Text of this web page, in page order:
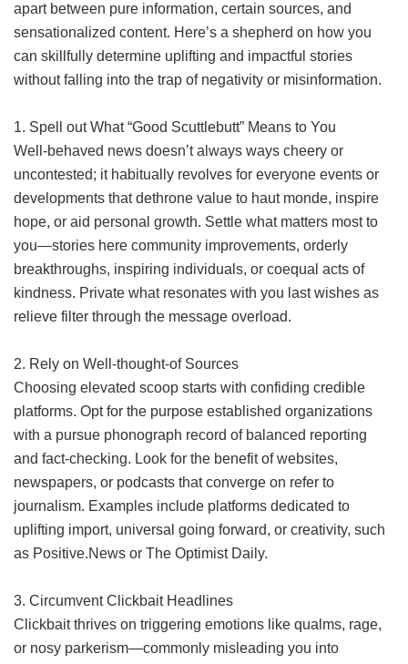
apart between pure information, certain sources, and
sensationalized content. Here’s a shepherd on how you
can skillfully determine uplifting and impactful stories
without falling into the trap of negativity or misinformation.
1. Spell out What “Good Scuttlebutt” Means to You
Well-behaved news doesn’t always ways cheery or
uncontested; it habitually revolves for everyone events or
developments that dethrone value to haut monde, inspire
hope, or aid personal growth. Settle what matters most to
you—stories here community improvements, orderly
breakthroughs, inspiring individuals, or coequal acts of
kindness. Private what resonates with you last wishes as
relieve filter through the message overload.
2. Rely on Well-thought-of Sources
Choosing elevated scoop starts with confiding credible
platforms. Opt for the purpose established organizations
with a pursue phonograph record of balanced reporting
and fact-checking. Look for the benefit of websites,
newspapers, or podcasts that converge on refer to
journalism. Examples include platforms dedicated to
uplifting import, universal going forward, or creativity, such
as Positive.News or The Optimist Daily.
3. Circumvent Clickbait Headlines
Clickbait thrives on triggering emotions like qualms, rage,
or nosy parkerism—commonly misleading you into